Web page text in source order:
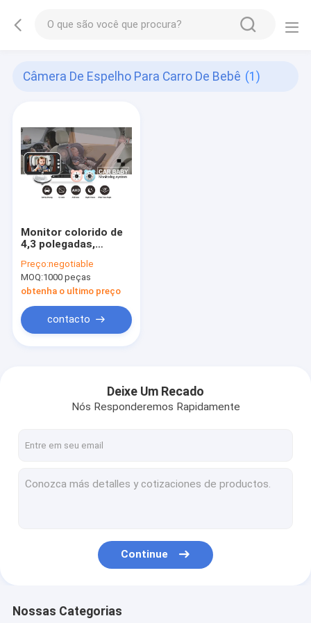
Câmera De Espelho Para Carro De Bebê (1)
Monitor colorido de
4,3 polegadas,
de bebê, fonte de
alimentação 9V - 24V
Preço:negotiable
MOQ:1000 peças
obtenha o ultimo preço
contacto
Deixe Um Recado
Nós Responderemos Rapidamente
Continue
Nossas Categorias